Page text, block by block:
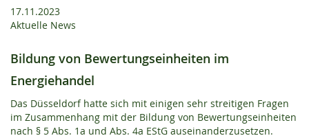
17.11.2023
Aktuelle News
Bildung von Bewertungseinheiten im
Energiehandel
Das Düsseldorf hatte sich mit einigen sehr streitigen Fragen
im Zusammenhang mit der Bildung von Bewertungseinheiten
nach § 5 Abs. 1a und Abs. 4a EStG auseinanderzusetzen.